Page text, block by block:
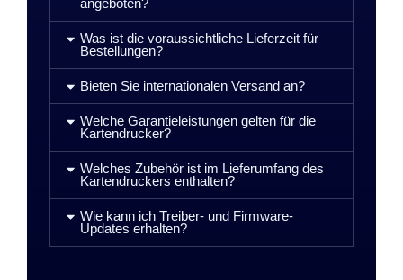
angeboten?
Was ist die voraussichtliche Lieferzeit für
Bestellungen?
Bieten Sie internationalen Versand an?
Welche Garantieleistungen gelten für die
Kartendrucker?
Welches Zubehör ist im Lieferumfang des
Kartendruckers enthalten?
Wie kann ich Treiber- und Firmware-
Updates erhalten?